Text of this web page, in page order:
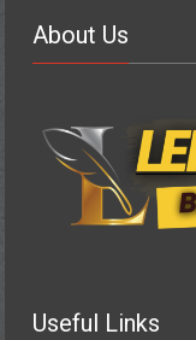
About Us
Useful Links